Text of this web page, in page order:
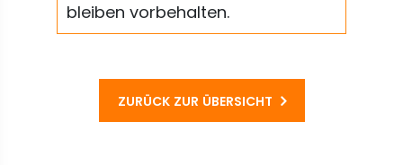
bleiben vorbehalten.
ZURÜCK ZUR ÜBERSICHT